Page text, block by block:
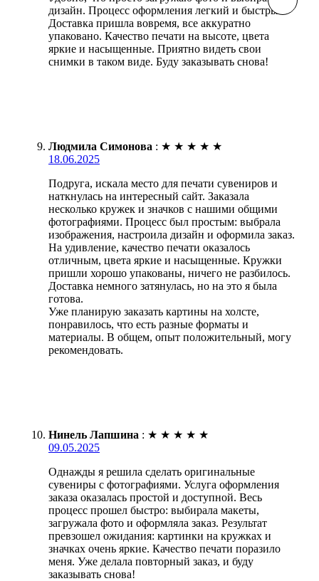
дизайн. Процесс оформления легкий и быстрый.
Доставка пришла вовремя, все аккуратно
упаковано. Качество печати на высоте, цвета
яркие и насыщенные. Приятно видеть свои
снимки в таком виде. Буду заказывать снова!
Людмила Симонова : ★ ★ ★ ★ ★
18.06.2025
Подруга, искала место для печати сувениров и
наткнулась на интересный сайт. Заказала
несколько кружек и значков с нашими общими
фотографиями. Процесс был простым: выбрала
изображения, настроила дизайн и оформила заказ.
На удивление, качество печати оказалось
отличным, цвета яркие и насыщенные. Кружки
пришли хорошо упакованы, ничего не разбилось.
Доставка немного затянулась, но на это я была
готова.
Уже планирую заказать картины на холсте,
понравилось, что есть разные форматы и
материалы. В общем, опыт положительный, могу
рекомендовать.
Нинель Лапшина : ★ ★ ★ ★ ★
09.05.2025
Однажды я решила сделать оригинальные
сувениры с фотографиями. Услуга оформления
заказа оказалась простой и доступной. Весь
процесс прошел быстро: выбирала макеты,
загружала фото и оформляла заказ. Результат
превзошел ожидания: картинки на кружках и
значках очень яркие. Качество печати поразило
меня. Уже делала повторный заказ, и буду
заказывать снова!